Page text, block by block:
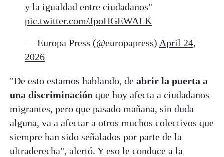
y la igualdad entre ciudadanos"
pic.twitter.com/JpoHGEWALK
— Europa Press (@europapress) April 24,
2026
"De esto estamos hablando, de abrir la puerta a
una discriminación que hoy afecta a ciudadanos
migrantes, pero que pasado mañana, sin duda
alguna, va a afectar a otros muchos colectivos que
siempre han sido señalados por parte de la
ultraderecha", alertó. Y eso le conduce a la